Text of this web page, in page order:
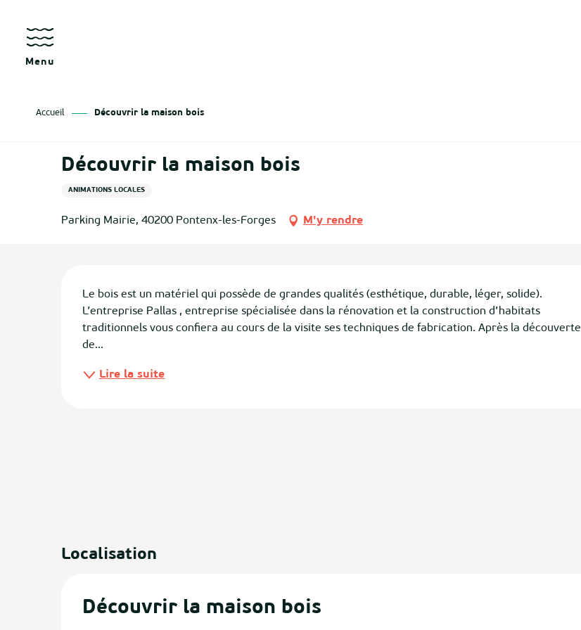
contenu
principal
Menu
Accueil Découvrir la maison bois
Découvrir la maison bois
ANIMATIONS LOCALES
Parking Mairie, 40200 Pontenx-les-Forges M'y rendre
Le bois est un matériel qui possède de grandes qualités (esthétique, durable, léger, solide).
L’entreprise Pallas , entreprise spécialisée dans la rénovation et la construction d’habitats
traditionnels vous confiera au cours de la visite ses techniques de fabrication. Après la découverte
de...
Lire la suite
Localisation
Découvrir la maison bois